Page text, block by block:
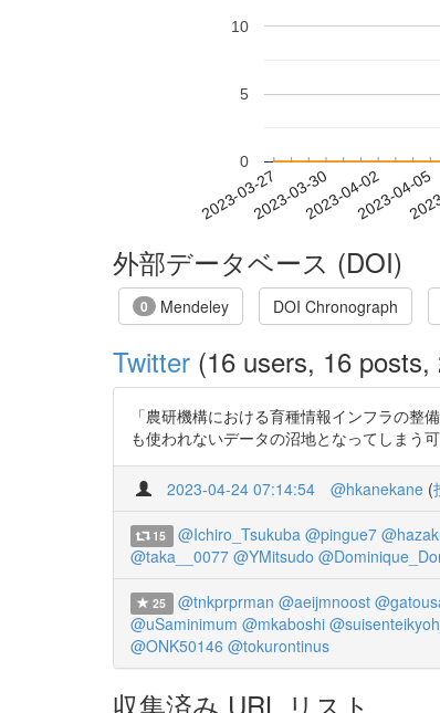
2023-03-272023-03-302023-04-022023-04-05
0
5
10
外部データベース (DOI)
0 Mendeley DOI Chronograph
Twitter (16 users, 16
「農研機構における育種情報インフラの
も使われないデータの沼地となってしまう
2023-04-24 07:14:54 @hkanekane (
15 @Ichiro_Tsukuba @pingue7
@taka__0077 @YMitsudo
25 @tnkprprman @aeijmnoost
@uSaminimum @mkaboshi
@ONK50146 @tokurontinus
収集済み URL リスト